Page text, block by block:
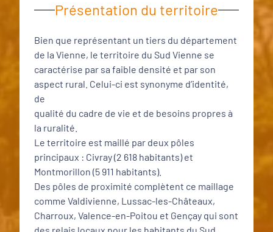
Présentation du territoire
Bien que représentant un tiers du département
de la Vienne, le territoire du Sud Vienne se
caractérise par sa faible densité et par son
aspect rural. Celui-ci est synonyme d’identité,
de
qualité du cadre de vie et de besoins propres à
la ruralité.
Le territoire est maillé par deux pôles
principaux : Civray (2 618 habitants) et
Montmorillon (5 911 habitants).
Des pôles de proximité complètent ce maillage
comme Valdivienne, Lussac-les-Châteaux,
Charroux, Valence-en-Poitou et Gençay qui sont